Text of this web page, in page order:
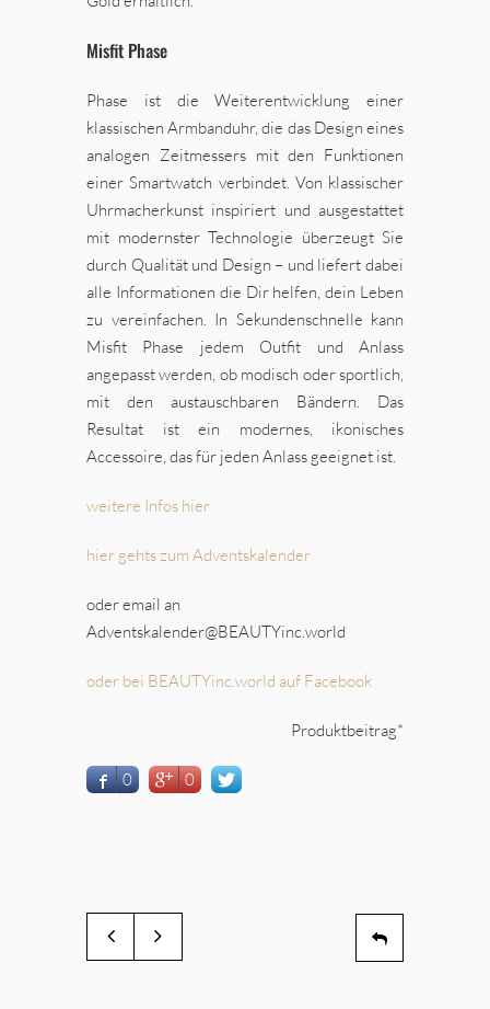
Misfit Phase
Phase ist die Weiterentwicklung einer
klassischen Armbanduhr, die das Design eines
analogen Zeitmessers mit den Funktionen
einer Smartwatch verbindet. Von klassischer
Uhrmacherkunst inspiriert und ausgestattet
mit modernster Technologie überzeugt Sie
durch Qualität und Design – und liefert dabei
alle Informationen die Dir helfen, dein Leben
zu vereinfachen. In Sekundenschnelle kann
Misfit Phase jedem Outfit und Anlass
angepasst werden, ob modisch oder sportlich,
mit den austauschbaren Bändern. Das
Resultat ist ein modernes, ikonisches
Accessoire, das für jeden Anlass geeignet ist.
weitere Infos hier
hier gehts zum Adventskalender
oder email an
Adventskalender@BEAUTYinc.world
oder bei BEAUTYinc.world auf Facebook
Produktbeitrag*
0 0